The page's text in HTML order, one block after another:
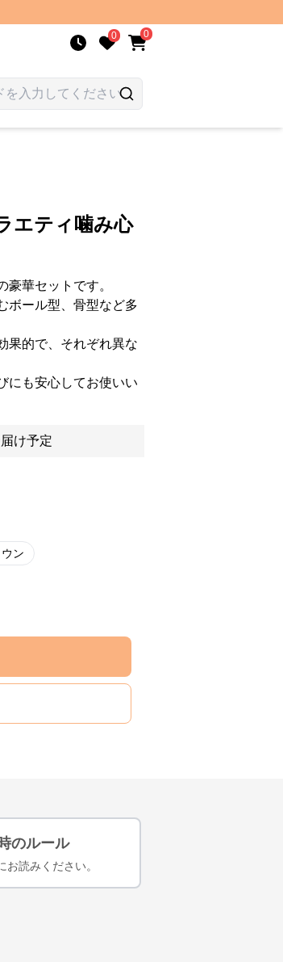
0 0
エティ噛み心
華セットです。
ボール型、骨型など多
果的で、それぞれ異な
にも安心してお使いい
け予定
ン
のルール
お読みください。